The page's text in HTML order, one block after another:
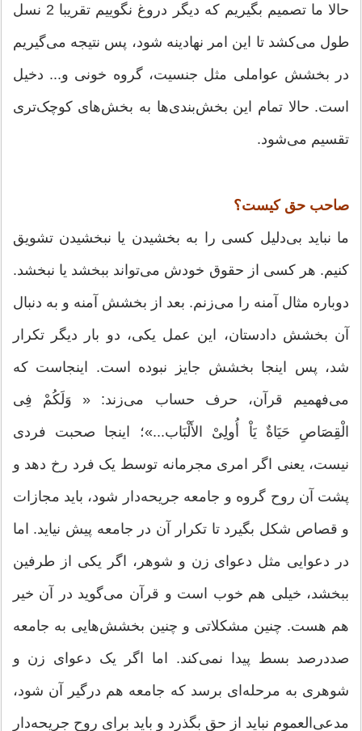
حالا ما تصمیم بگیریم که دیگر دروغ نگوییم تقریبا 2 نسل
طول می‌کشد تا این امر نهادینه شود، پس نتیجه می‌گیریم
در بخشش عواملی مثل جنسیت، گروه خونی و... دخیل
است. حالا تمام این بخش‌بندی‌ها به بخش‌های کوچک‌تری
تقسیم می‌شود.
صاحب حق کیست؟
ما نباید بی‌دلیل کسی را به بخشیدن یا نبخشیدن تشویق
کنیم. هر کسی از حقوق خودش می‌تواند ببخشد یا نبخشد.
دوباره مثال آمنه را می‌زنم. بعد از بخشش آمنه و به دنبال
آن بخشش دادستان، این عمل یکی، دو بار دیگر تکرار
شد، پس اینجا بخشش جایز نبوده است. اینجاست که
می‌فهمیم قرآن، حرف حساب می‌زند: « وَلَکُمْ فِی
الْقِصَاصِ حَیَاةٌ یَاْ أُولِیْ الأَلْبَاب...»؛ اینجا صحبت فردی
نیست، یعنی اگر امری مجرمانه توسط یک فرد رخ دهد و
پشت آن روح گروه و جامعه جریحه‌دار ‌شود، باید مجازات
و قصاص شکل بگیرد تا تکرار آن در جامعه پیش نیاید. اما
در دعوایی مثل دعوای زن و شوهر، اگر یکی از طرفین
ببخشد، خیلی هم خوب است و قرآن می‌گوید در آن خیر
هم هست. چنین مشکلاتی و چنین بخشش‌هایی به جامعه
صددرصد بسط پیدا نمی‌کند. اما اگر یک دعوای زن و
شوهری به مرحله‌ای برسد که جامعه هم درگیر آن شود،
مدعی‌العموم نباید از حق بگذرد و باید برای روح جریحه‌دار